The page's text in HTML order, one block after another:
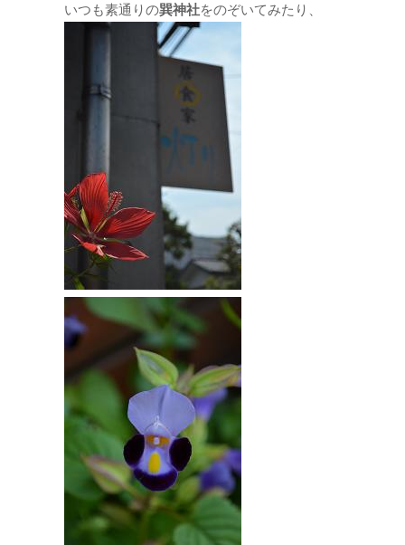
いつも素通りの巽神社をのぞいてみたり、